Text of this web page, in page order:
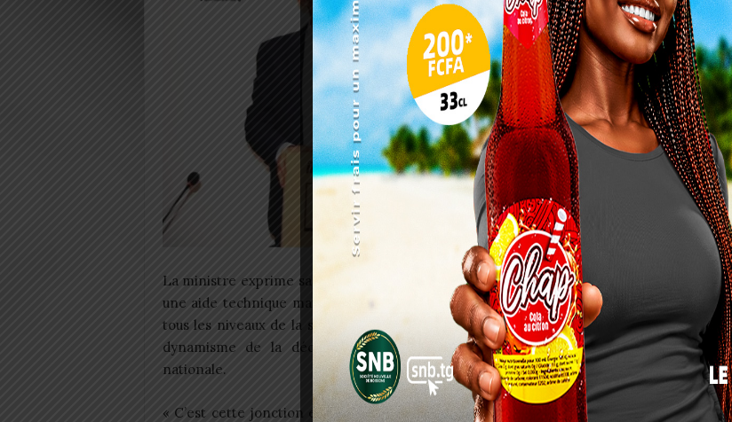
La ministre exprime sa gratitude, soulignant que ce geste ne représente pas seulement
une aide technique mais incarne la volonté de maintenir une information de qualité à
tous les niveaux de la société. Elle insiste sur l’importance pour les médias de suivre le
dynamisme de la décentralisation, renforçant ainsi la cohésion sociale et l’unité
nationale.
« C’est cette jonction entre le niveau national et le niveau décentralisé qui nourrira la